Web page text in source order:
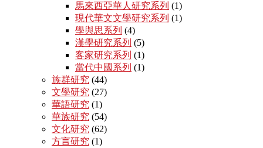
馬來西亞華人研究系列 (1)
現代華文文學研究系列 (1)
學與思系列 (4)
漢學研究系列 (5)
客家研究系列 (1)
當代中國系列 (1)
族群研究 (44)
文學研究 (27)
華語研究 (1)
華族研究 (54)
文化研究 (62)
方言研究 (1)